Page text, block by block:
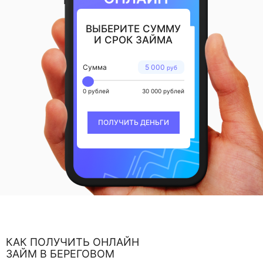
ВЫБЕРИТЕ СУММУ
И СРОК ЗАЙМА
5 000 руб
Сумма
0 рублей 30 000 рублей
ПОЛУЧИТЬ ДЕНЬГИ
КАК ПОЛУЧИТЬ ОНЛАЙН
ЗАЙМ В БЕРЕГОВОМ